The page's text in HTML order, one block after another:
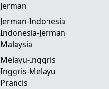
Jerman
Jerman-Indonesia
Indonesia-Jerman
Malaysia
Melayu-Inggris
Inggris-Melayu
Prancis